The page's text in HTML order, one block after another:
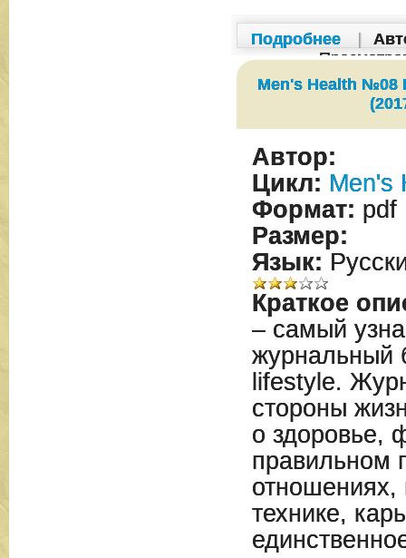
Подробнее
Men's Health №08
Автор:
Цикл: Men's
Формат: pdf
Размер:
Язык:
Краткое
– самый
журнальный
lifestyle.
стороны
о здоровье,
правильном
отношениях,
технике,